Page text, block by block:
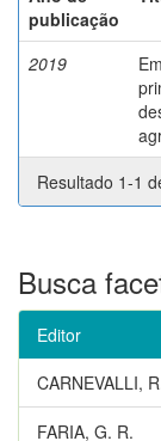
publicação
2019
Resultado 1-1
Busca
Editor
CARNEVALLI,
FARIA, G. R.